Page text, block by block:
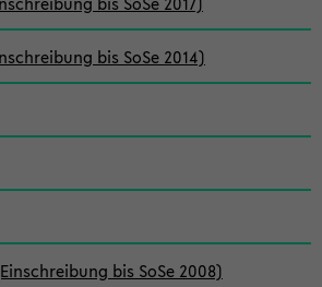
bis SoSe 2014)
bis SoSe 2008)